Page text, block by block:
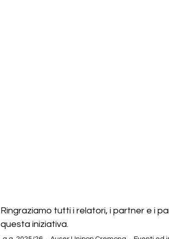
Ringraziamo tutti i relatori, i partner e i
questa iniziativa.